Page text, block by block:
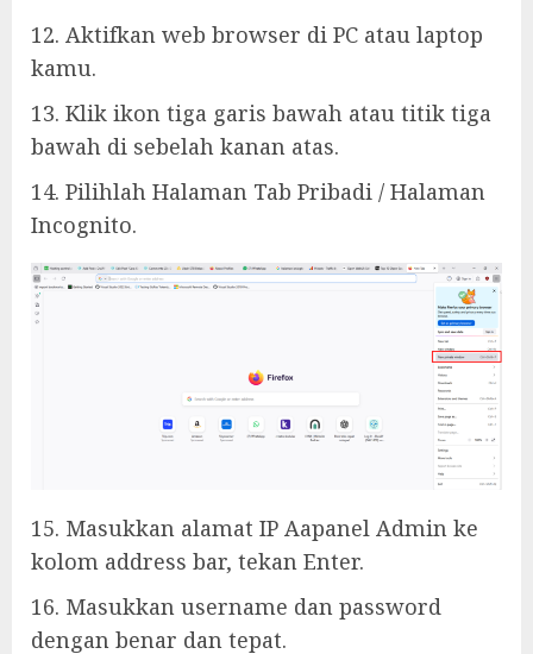
12. Aktifkan web browser di PC atau laptop
kamu.
13. Klik ikon tiga garis bawah atau titik tiga
bawah di sebelah kanan atas.
14. Pilihlah Halaman Tab Pribadi / Halaman
Incognito.
15. Masukkan alamat IP Aapanel Admin ke
kolom address bar, tekan Enter.
16. Masukkan username dan password
dengan benar dan tepat.